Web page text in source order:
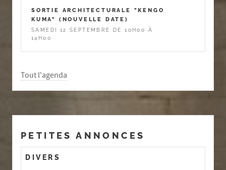
SORTIE ARCHITECTURALE "KENGO
KUMA" (NOUVELLE DATE)
SAMEDI 12 SEPTEMBRE DE 10H00 À
14H00
Tout l'agenda
PETITES ANNONCES
DIVERS